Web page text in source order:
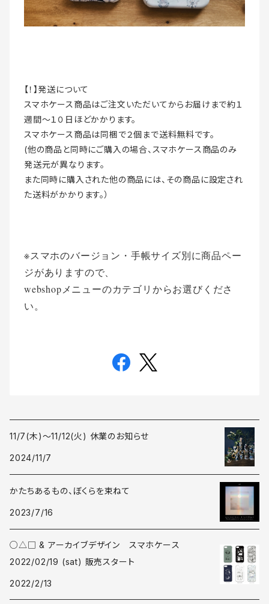
【！】発送について
スマホケース商品はご注文いただいてからお届けまで約１
週間〜１０日ほどかかります。
スマホケース商品は同梱で２個まで送料無料です。
(他の商品と同時にご購入の場合、スマホケース商品のみ
発送元が異なります。
また同時に購入された他の商品には、その商品に設定され
た送料がかかります。）
※スマホのバージョン・手帳サイズ別に商品ペー
ジがありますので、
webshopメニューのカテゴリからお選びくださ
い。
11/7(木)〜11/12(火) 休業のお知らせ
2024/11/7
かたちあるもの、ぼくらを束ねて
2023/7/16
○△□ & アーカイブデザイン スマホケース
2022/02/19 (sat) 販売スタート
2022/2/13